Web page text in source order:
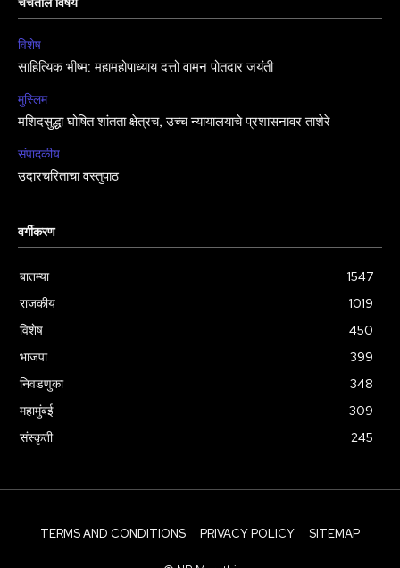
चर्चेतील विषय
विशेष
साहित्यिक भीष्म: महामहोपाध्याय दत्तो वामन पोतदार जयंती
मुस्लिम
मशिदसुद्धा घोषित शांतता क्षेत्रच, उच्च न्यायालयाचे प्रशासनावर ताशेरे
संपादकीय
उदारचरिताचा वस्तुपाठ
वर्गीकरण
बातम्या
1547
राजकीय
1019
विशेष
450
भाजपा
399
निवडणुका
348
महामुंबई
309
संस्कृती
245
TERMS AND CONDITIONS PRIVACY POLICY SITEMAP